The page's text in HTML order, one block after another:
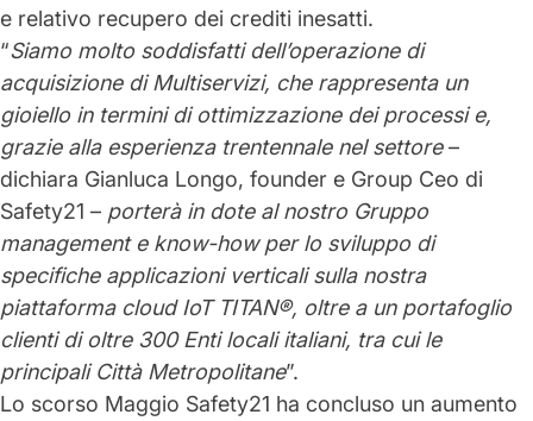
e relativo recupero dei crediti inesatti.
“Siamo molto soddisfatti dell’operazione di
acquisizione di Multiservizi, che rappresenta un
gioiello in termini di ottimizzazione dei processi e,
grazie alla esperienza trentennale nel settore–
dichiara Gianluca Longo, founder e Group Ceo di
Safety21 – porterà in dote al nostro Gruppo
management e know-how per lo sviluppo di
specifiche applicazioni verticali sulla nostra
piattaforma cloud IoT TITAN®, oltre a un portafoglio
clienti di oltre 300 Enti locali italiani, tra cui le
principali Città Metropolitane”.
Lo scorso Maggio Safety21 ha concluso un aumento